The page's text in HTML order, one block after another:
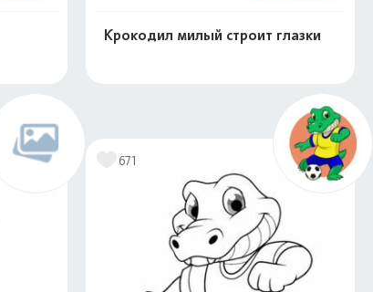
Крокодил милый строит глазки
671